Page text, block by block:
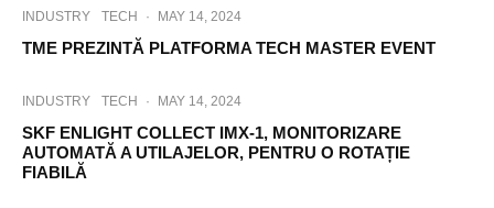
INDUSTRY TECH · MAY 14, 2024
TME PREZINTĂ PLATFORMA TECH MASTER EVENT
INDUSTRY TECH · MAY 14, 2024
SKF ENLIGHT COLLECT IMX-1, MONITORIZARE
AUTOMATĂ A UTILAJELOR, PENTRU O ROTAȚIE
FIABILĂ